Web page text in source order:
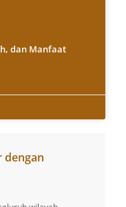
dan Manfaat
dengan